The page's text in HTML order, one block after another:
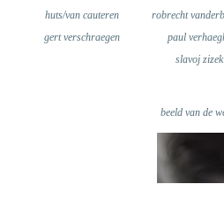
robrecht
huts/van cauteren
paul
gert verschraegen
slavoj zizek
beeld van de